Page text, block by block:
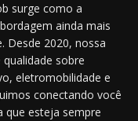
surge como a
ainda mais
Desde 2020, nossa
sobre
eletromobilidade e
conectando você
que esteja sempre